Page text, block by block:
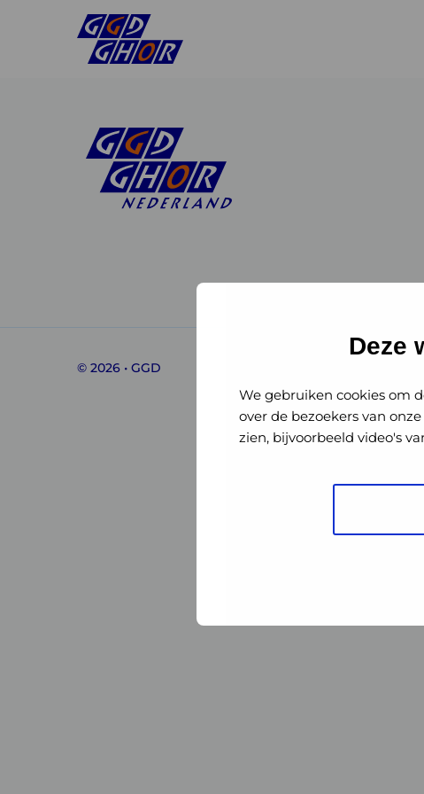
Deze
We gebruiken cookies om
over de bezoekers van
zien, bijvoorbeeld video's
GHORGHOR
Nederland
© 2026 • GGD